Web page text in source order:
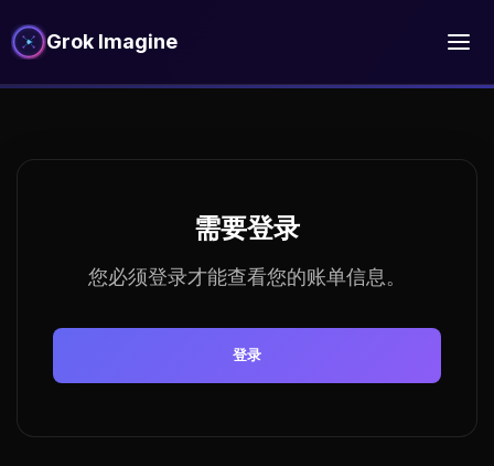
Grok Imagine
需要登录
您必须登录才能查看您的账单信息。
登录